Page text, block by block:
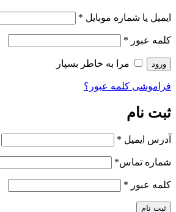
ایمیل یا شماره موبایل *
کلمه عبور *
ورود مرا به خاطر بسپار
فراموشی کلمه عبور؟
ثبت نام
آدرس ایمیل *
شماره تماس*
کلمه عبور *
ثبت نام